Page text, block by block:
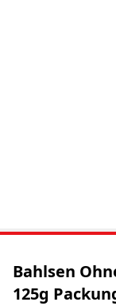
Bahlsen
125g